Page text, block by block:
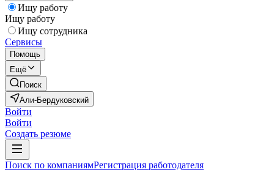
Ищу работу
Ищу работу
Ищу сотрудника
Сервисы
Помощь
Ещё
Поиск
Али-Бердуковский
Войти
Войти
Создать резюме
Поиск по компаниямРегистрация работодателя